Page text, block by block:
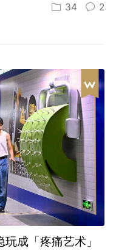
34 2
成「疼痛艺术」